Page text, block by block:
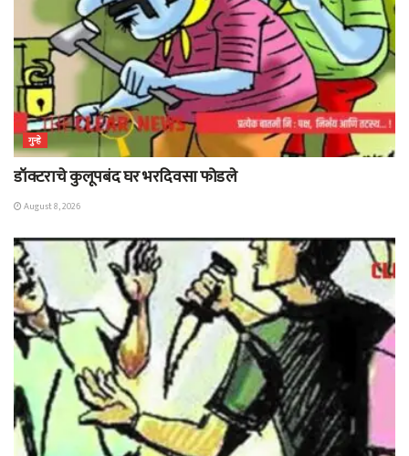
गुन्हे
डॉक्टराचे कुलूपबंद घर भरदिवसा फोडले
August 8, 2026